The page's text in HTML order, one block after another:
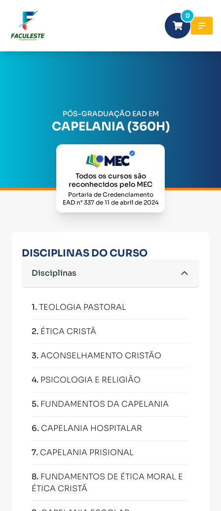
0
PÓS-GRADUAÇÃO EAD EM
CAPELANIA (360H)
Todos os cursos são
reconhecidos pelo MEC
Portaria de Credenciamento
EAD n° 337 de 11 de abril de 2024
DISCIPLINAS DO CURSO
Disciplinas
1.TEOLOGIA PASTORAL
2. ÉTICA CRISTÃ
3.ACONSELHAMENTO CRISTÃO
4. PSICOLOGIA E RELIGIÃO
5. FUNDAMENTOS DA CAPELANIA
6. CAPELANIA HOSPITALAR
7. CAPELANIA PRISIONAL
8. FUNDAMENTOS DE ÉTICA MORAL E
ÉTICA CRISTÃ